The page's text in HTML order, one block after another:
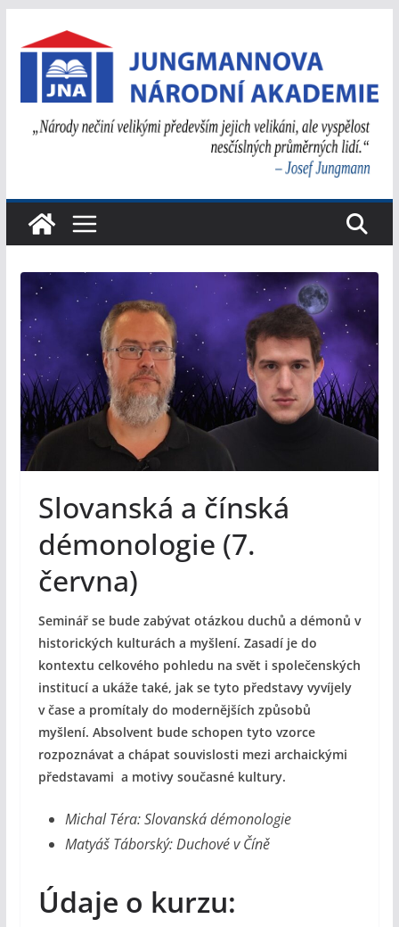
na
obsah
Slovanská a čínská
démonologie (7.
června)
Seminář se bude zabývat otázkou duchů a démonů v
historických kulturách a myšlení. Zasadí je do
kontextu celkového pohledu na svět i společenských
institucí a ukáže také, jak se tyto představy vyvíjely
v čase a promítaly do modernějších způsobů
myšlení. Absolvent bude schopen tyto vzorce
rozpoznávat a chápat souvislosti mezi archaickými
představami a motivy současné kultury.
Michal Téra: Slovanská démonologie
Matyáš Táborský: Duchové v Číně
Údaje o kurzu: